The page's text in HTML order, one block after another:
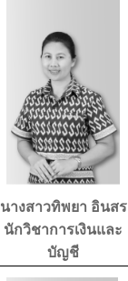
นางสาวทิพยา อินสร
นักวิชาการเงินและ
บัญชี